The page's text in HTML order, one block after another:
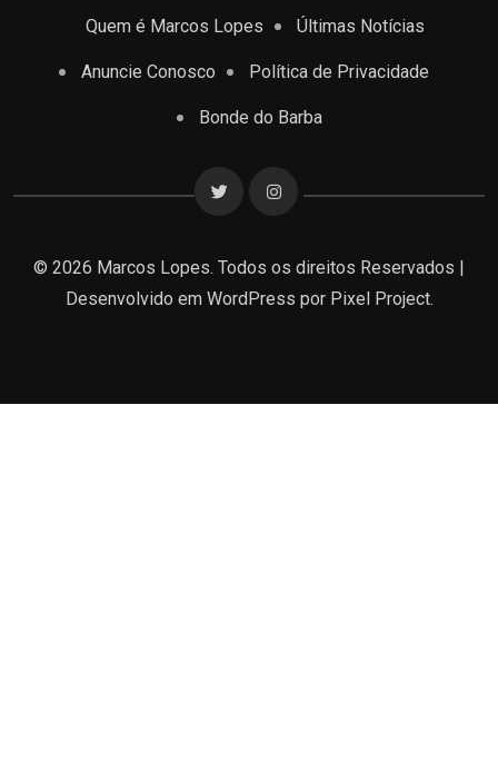
Quem é Marcos Lopes Últimas Notícias
Anuncie Conosco Política de Privacidade
Bonde do Barba
© 2026 Marcos Lopes. Todos os direitos Reservados |
Desenvolvido em WordPress por Pixel Project.